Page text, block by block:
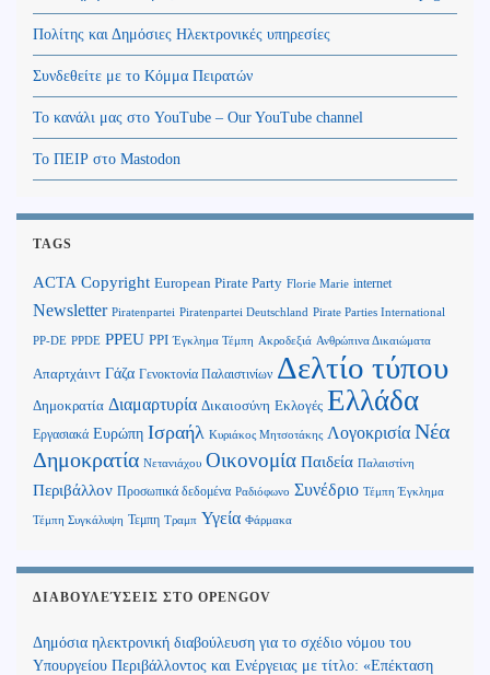
Πολίτης και Δημόσιες Ηλεκτρονικές υπηρεσίες
Συνδεθείτε με το Κόμμα Πειρατών
Το κανάλι μας στο YouTube – Our YouTube channel
Το ΠΕΙΡ στο Mastodon
TAGS
ACTA Copyright European Pirate Party Florie Marie internet
Newsletter Piratenpartei Piratenpartei Deutschland Pirate Parties International
PP-DE PPDE PPEU PPI Έγκλημα Τέμπη Ακροδεξιά Ανθρώπινα Δικαιώματα
Απαρτχάιντ Γάζα Γενοκτονία Παλαιστινίων Δελτίο τύπου
Δημοκρατία Διαμαρτυρία Δικαιοσύνη Εκλογές Ελλάδα
Εργασιακά Ευρώπη Ισραήλ Κυριάκος Μητσοτάκης Λογοκρισία Νέα
Δημοκρατία Νετανιάχου Οικονομία Παιδεία Παλαιστίνη
Περιβάλλον Προσωπικά δεδομένα Ραδιόφωνο Συνέδριο Τέμπη Έγκλημα
Τέμπη Συγκάλυψη Τεμπη Τραμπ Υγεία Φάρμακα
ΔΙΑΒΟΥΛΕΎΣΕΙΣ ΣΤΟ OPENGOV
Δημόσια ηλεκτρονική διαβούλευση για το σχέδιο νόμου του
Υπουργείου Περιβάλλοντος και Ενέργειας με τίτλο: «Επέκταση